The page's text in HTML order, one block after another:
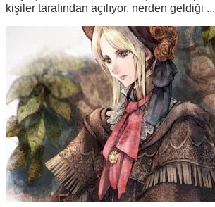
kişiler tarafından açılıyor, nerden geldiği ...